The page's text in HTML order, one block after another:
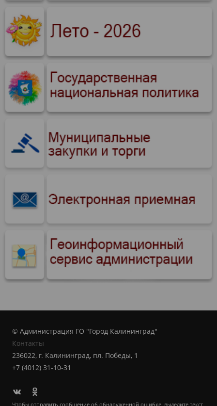
© Администрация ГО "Город Калининград"
Контакты
236022, г. Калининград, пл. Победы, 1
+7 (4012) 31-10-31
Чтобы отправить сообщение об обнаруженной ошибке, выделите текст